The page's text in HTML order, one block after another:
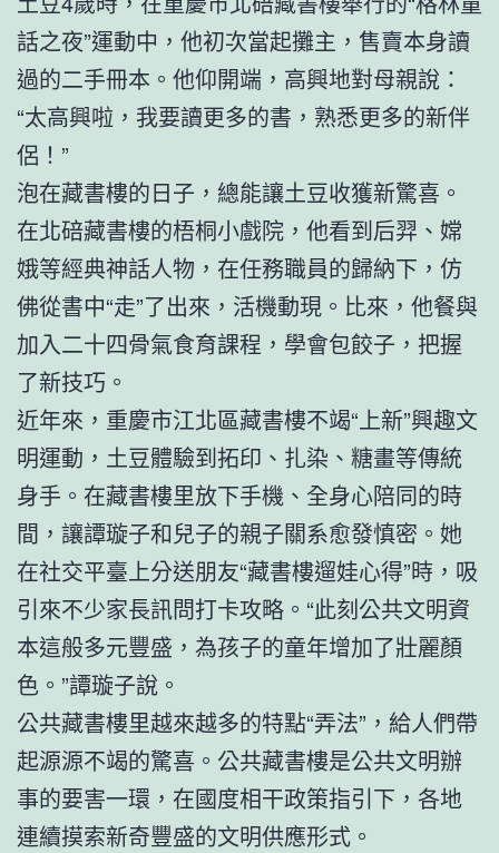
話之夜”運動中，他初次當起攤主，售賣本身讀
過的二手冊本。他仰開端，高興地對母親說：
“太高興啦，我要讀更多的書，熟悉更多的新伴
侶！”
泡在藏書樓的日子，總能讓土豆收獲新驚喜。
在北碚藏書樓的梧桐小戲院，他看到后羿、嫦
娥等經典神話人物，在任務職員的歸納下，仿
佛從書中“走”了出來，活機動現。比來，他餐與
加入二十四骨氣食育課程，學會包餃子，把握
了新技巧。
近年來，重慶市江北區藏書樓不竭“上新”興趣文
明運動，土豆體驗到拓印、扎染、糖畫等傳統
身手。在藏書樓里放下手機、全身心陪同的時
間，讓譚璇子和兒子的親子關系愈發慎密。她
在社交平臺上分送朋友“藏書樓遛娃心得”時，吸
引來不少家長訊問打卡攻略。“此刻公共文明資
本這般多元豐盛，為孩子的童年增加了壯麗顏
色。”譚璇子說。
公共藏書樓里越來越多的特點“弄法”，給人們帶
起源源不竭的驚喜。公共藏書樓是公共文明辦
事的要害一環，在國度相干政策指引下，各地
連續摸索新奇豐盛的文明供應形式。